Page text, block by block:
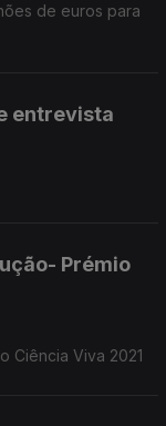
de euros para
entrevista
Prémio
Ciência Viva 2021